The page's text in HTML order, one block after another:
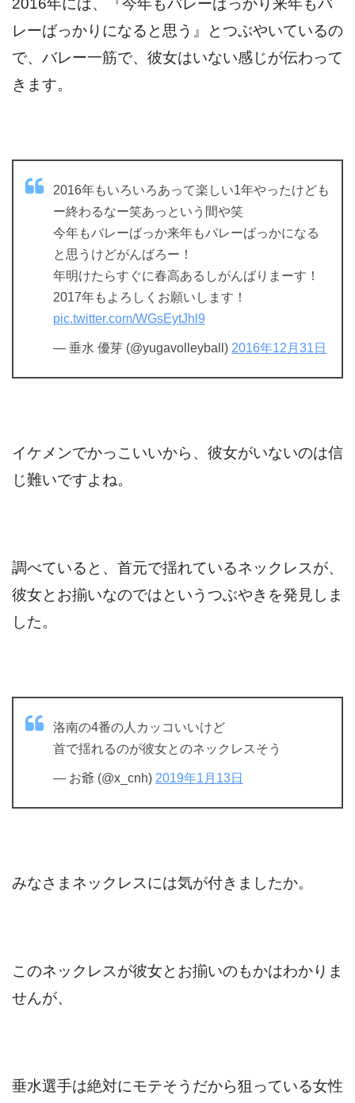
2016年には、『今年もバレーばっかり来年もバ
レーばっかりになると思う』とつぶやいているの
で、バレー一筋で、彼女はいない感じが伝わって
きます。
2016年もいろいろあって楽しい1年やったけども
ー終わるなー笑あっという間や笑
今年もバレーばっか来年もバレーばっかになる
と思うけどがんばろー！
年明けたらすぐに春高あるしがんばりまーす！
2017年もよろしくお願いします！
pic.twitter.com/WGsEytJhl9
— 垂水 優芽 (@yugavolleyball) 2016年12月31日
イケメンでかっこいいから、彼女がいないのは信
じ難いですよね。
調べていると、首元で揺れているネックレスが、
彼女とお揃いなのではというつぶやきを発見しま
した。
洛南の4番の人カッコいいけど
首で揺れるのが彼女とのネックレスそう
— お爺 (@x_cnh) 2019年1月13日
みなさまネックレスには気が付きましたか。
このネックレスが彼女とお揃いのもかはわかりま
せんが、
垂水選手は絶対にモテそうだから狙っている女性